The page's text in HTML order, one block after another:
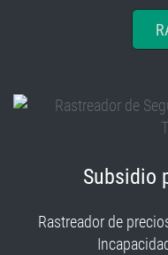
Subsidio
Rastreador de